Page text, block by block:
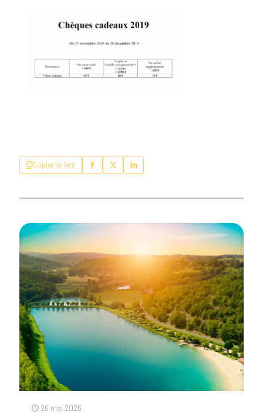
Copier le lien
26 mai 2026